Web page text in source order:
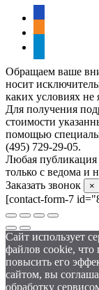
Обращаем ваше
носит
каких условиях не
Для получения
стоимости
помощью
(495) 729-29-05.
Любая
только с ведома и
Заказать звонок
×
[contact-form-7
Сайт использует
файлов cookie, что
повысить его
сайтом, вы
обработку